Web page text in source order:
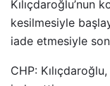
Kılıçdaroğlu’nun
kesilmesiyle
iade etmesiyle
CHP: